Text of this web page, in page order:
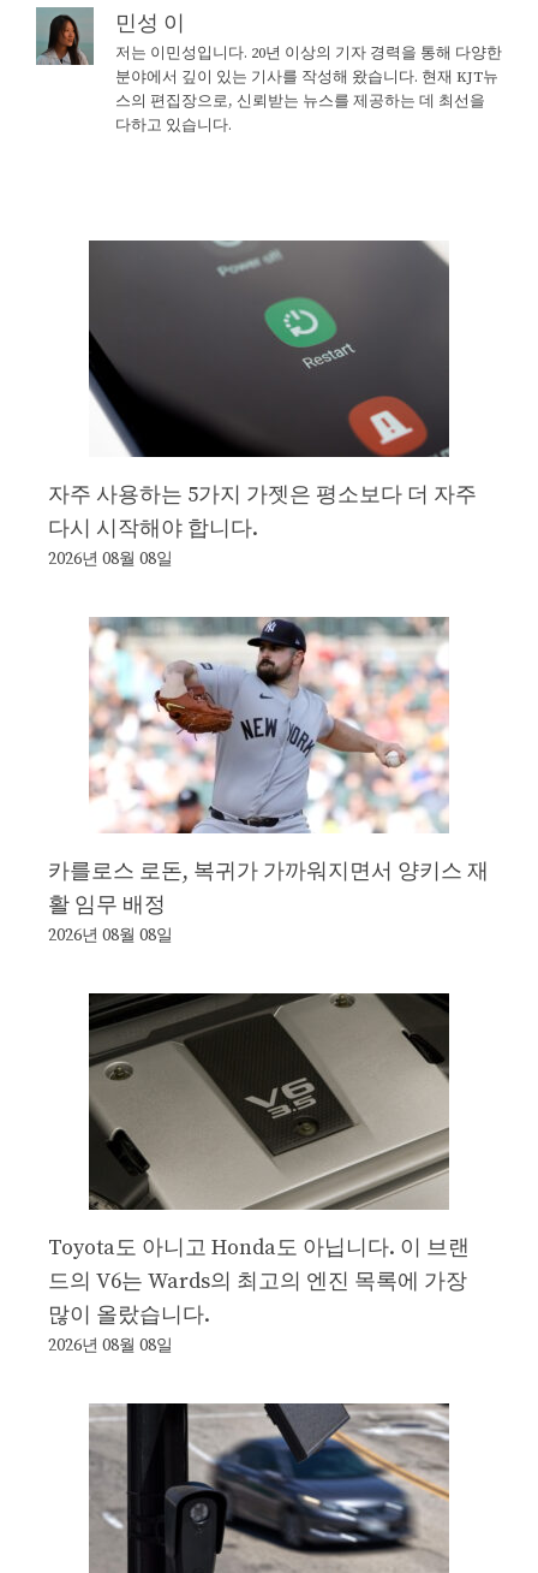
민성 이
저는 이민성입니다. 20년 이상의 기자 경력을 통해 다양한
분야에서 깊이 있는 기사를 작성해 왔습니다. 현재 KJT뉴
스의 편집장으로, 신뢰받는 뉴스를 제공하는 데 최선을
다하고 있습니다.
자주 사용하는 5가지 가젯은 평소보다 더 자주
다시 시작해야 합니다.
2026년 08월 08일
카를로스 로돈, 복귀가 가까워지면서 양키스 재
활 임무 배정
2026년 08월 08일
Toyota도 아니고 Honda도 아닙니다. 이 브랜
드의 V6는 Wards의 최고의 엔진 목록에 가장
많이 올랐습니다.
2026년 08월 08일